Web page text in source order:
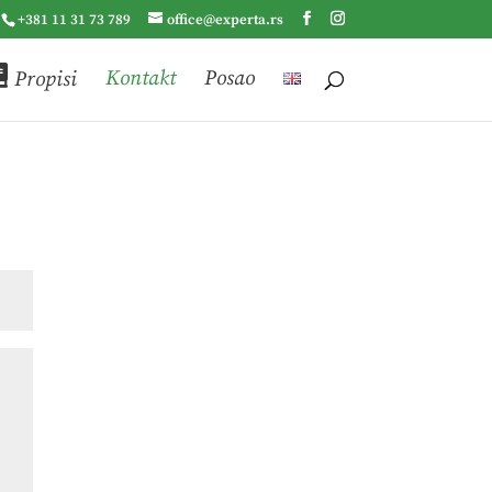
+381 11 31 73 789 office@experta.rs
Propisi Kontakt Posao